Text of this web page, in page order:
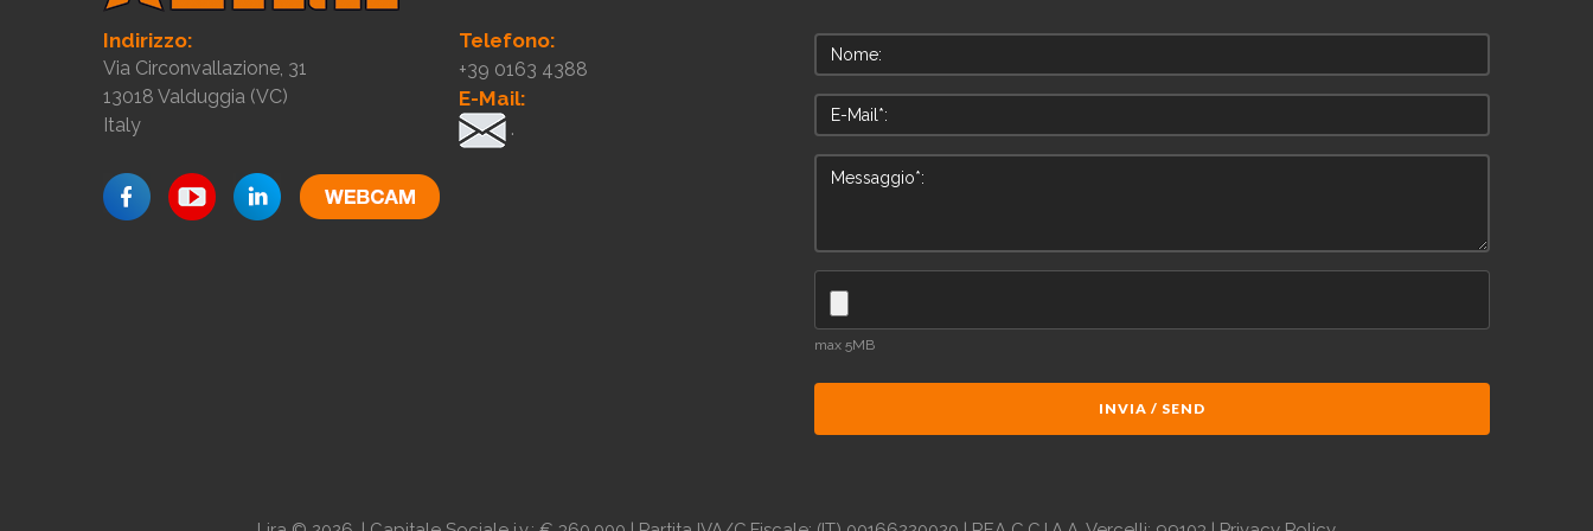
Indirizzo:
Via Circonvallazione, 31
13018 Valduggia (VC)
Italy
Telefono:
+39 0163 4388
E-Mail:
.
max 5MB
INVIA / SEND